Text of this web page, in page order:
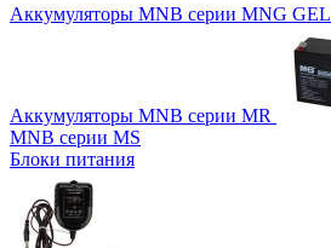
Аккумуляторы MNB серии MNG GEL
Аккумуляторы MNB серии MR
MNB серии MS
Блоки питания